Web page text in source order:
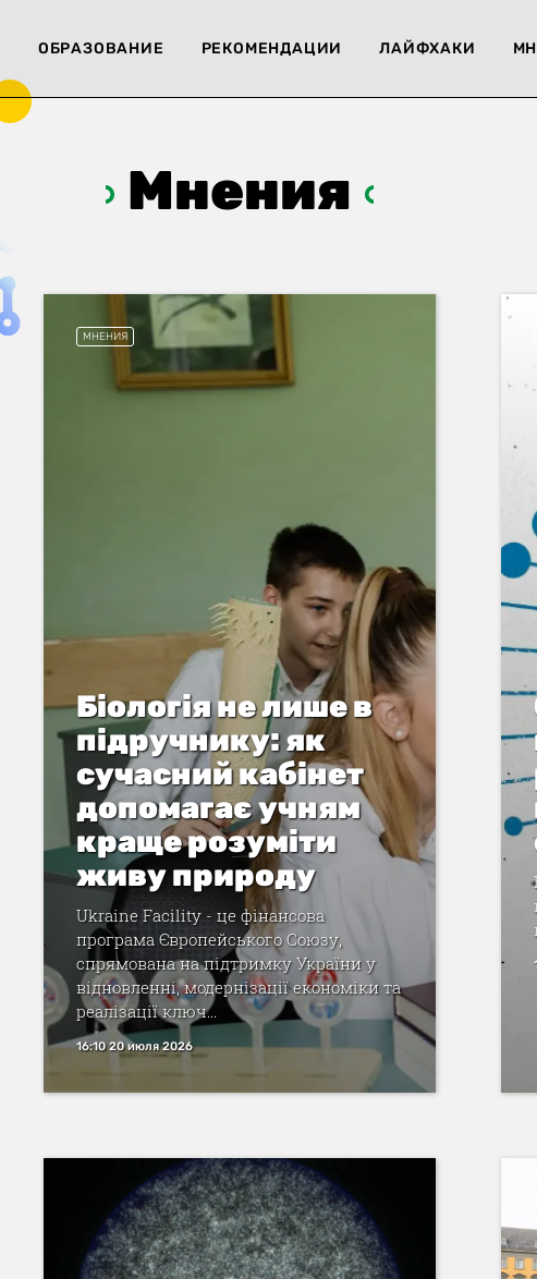
ОБРАЗОВАНИЕ РЕКОМЕНДАЦИИ ЛАЙФХАКИ
Мнения
МНЕНИЯ
Біологія не лише в
підручнику: як
сучасний кабінет
допомагає учням
краще розуміти
живу природу
Ukraine Facility - це фінансова
програма Європейського Союзу,
спрямована на підтримку України у
відновленні, модернізації економіки та
реалізації ключ...
16:10 20 июля 2026